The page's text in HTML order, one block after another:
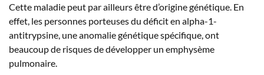
Cette maladie peut par ailleurs être d’origine génétique. En
effet, les personnes porteuses du déficit en alpha-1-
antitrypsine, une anomalie génétique spécifique, ont
beaucoup de risques de développer un emphysème
pulmonaire.